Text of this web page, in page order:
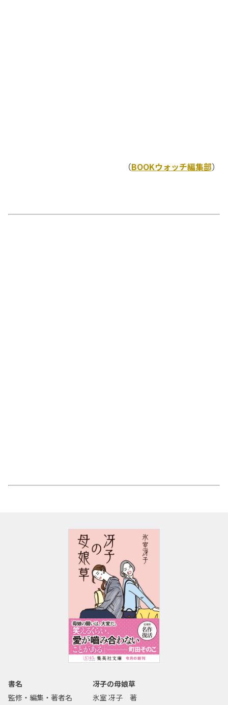
（BOOKウォッチ編集部）
書名
冴子の母娘草
監修・編集・著者名
氷室 冴子 著